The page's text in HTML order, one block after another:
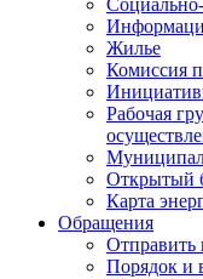
Жилье
Комиссия
Рабочая
Открытый
Карта
Обращения
Отправить
Порядок и